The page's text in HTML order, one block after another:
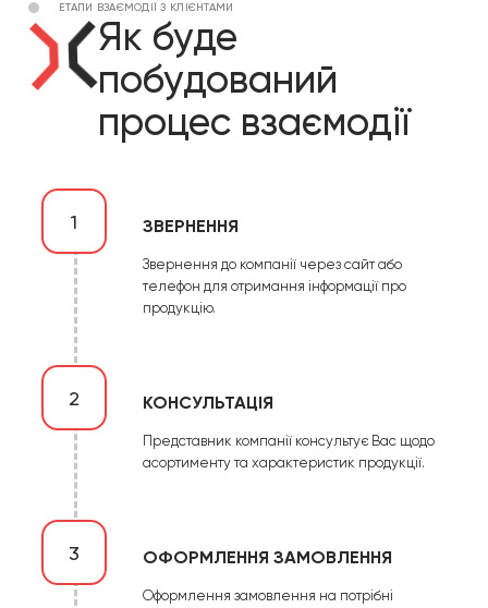
ЕТАПИ ВЗАЄМОДІЇ З КЛІЄНТАМИ
Як буде
побудований
процес взаємодії
1 ЗВЕРНЕННЯ
Звернення до компанії через сайт або
телефон для отримання інформації про
продукцію.
2 КОНСУЛЬТАЦІЯ
Представник компанії консультує Вас щодо
асортименту та характеристик продукції.
3 ОФОРМЛЕННЯ ЗАМОВЛЕННЯ
Оформлення замовлення на потрібні